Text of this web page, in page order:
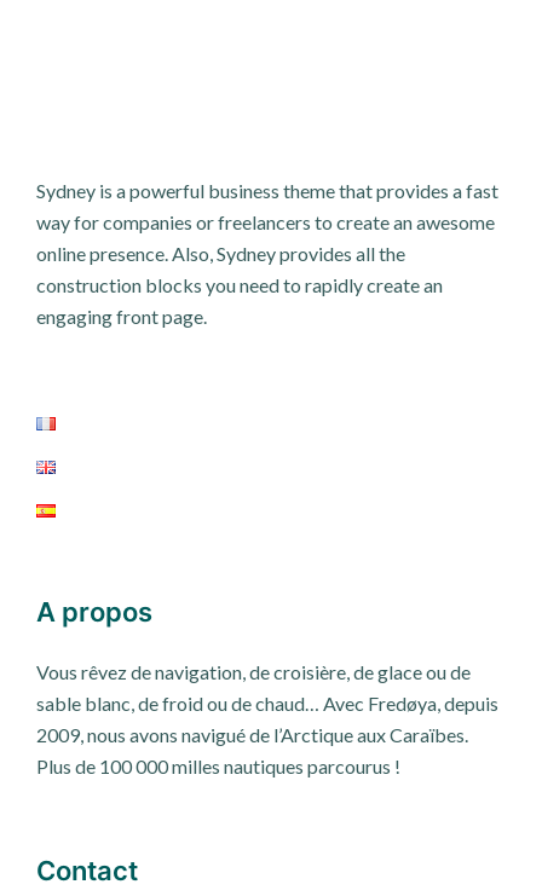
Sydney is a powerful business theme that provides a fast
way for companies or freelancers to create an awesome
online presence. Also, Sydney provides all the
construction blocks you need to rapidly create an
engaging front page.
A propos
Vous rêvez de navigation, de croisière, de glace ou de
sable blanc, de froid ou de chaud… Avec Fredøya, depuis
2009, nous avons navigué de l’Arctique aux Caraïbes.
Plus de 100 000 milles nautiques parcourus !
Contact